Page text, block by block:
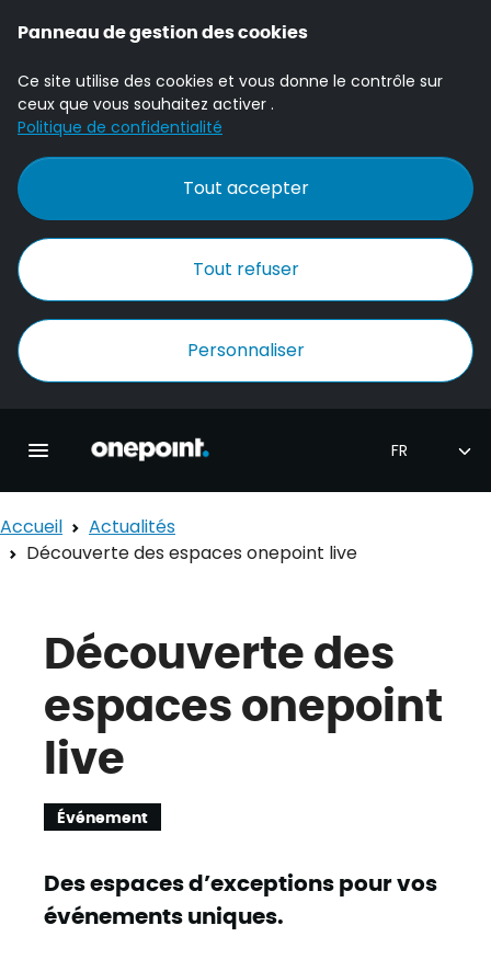
Panneau de gestion des cookies
Ce site utilise des cookies et vous donne le contrôle sur
ceux que vous souhaitez activer .
Politique de confidentialité
Tout accepter
Tout refuser
Personnaliser
Accueil Onepoint
Accueil
Actualités
Découverte des espaces onepoint live
Découverte des
espaces onepoint
live
Événement
Des espaces d’exceptions pour vos
événements uniques.